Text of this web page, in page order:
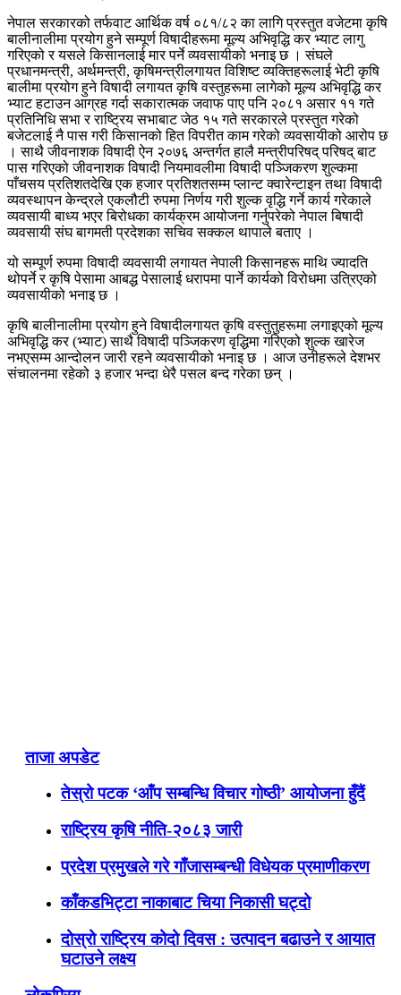
नेपाल सरकारको तर्फवाट आर्थिक वर्ष ०८१/८२ का लागि प्रस्तुत वजेटमा कृषि
बालीनालीमा प्रयोग हुने सम्पूर्ण विषादीहरूमा मूल्य अभिवृद्धि कर भ्याट लागु
गरिएको र यसले किसानलाई मार पर्ने व्यवसायीको भनाइ छ । संघले
प्रधानमन्त्री, अर्थमन्त्री, कृषिमन्त्रीलगायत विशिष्ट व्यक्तिहरूलाई भेटी कृषि
बालीमा प्रयोग हुने विषादी लगायत कृषि वस्तुहरूमा लागेको मूल्य अभिवृद्धि कर
भ्याट हटाउन आग्रह गर्दा सकारात्मक जवाफ पाए पनि २०८१ असार ११ गते
प्रतिनिधि सभा र राष्ट्रिय सभाबाट जेठ १५ गते सरकारले प्रस्तुत गरेको
बजेटलाई नै पास गरी किसानको हित विपरीत काम गरेको व्यवसायीको आरोप छ
। साथै जीवनाशक विषादी ऐन २०७६ अन्तर्गत हालै मन्त्रीपरिषद् परिषद् बाट
पास गरिएको जीवनाशक विषादी नियमावलीमा विषादी पञ्जिकरण शुल्कमा
पाँचसय प्रतिशतदेखि एक हजार प्रतिशतसम्म प्लान्ट क्वारेन्टाइन तथा विषादी
व्यवस्थापन केन्द्रले एकलौटी रुपमा निर्णय गरी शुल्क वृद्धि गर्ने कार्य गरेकाले
व्यवसायी बाध्य भएर बिरोधका कार्यक्रम आयोजना गर्नुपरेको नेपाल बिषादी
व्यवसायी संघ बागमती प्रदेशका सचिव सक्कल थापाले बताए ।
यो सम्पूर्ण रुपमा विषादी व्यवसायी लगायत नेपाली किसानहरू माथि ज्यादति
थोपर्ने र कृषि पेसामा आबद्ध पेसालाई धरापमा पार्ने कार्यको विरोधमा उत्रिएको
व्यवसायीको भनाइ छ ।
कृषि बालीनालीमा प्रयोग हुने विषादीलगायत कृषि वस्तुतुहरूमा लगाइएको मूल्य
अभिवृद्धि कर (भ्याट) साथै विषादी पञ्जिकरण वृद्धिमा गरिएको शुल्क खारेज
नभएसम्म आन्दोलन जारी रहने व्यवसायीको भनाइ छ । आज उनीहरूले देशभर
संचालनमा रहेको ३ हजार भन्दा धेरै पसल बन्द गरेका छन् ।
ताजा अपडेट
तेस्रो पटक ‘आँप सम्बन्धि विचार गोष्ठी’ आयोजना हुँदैं
राष्ट्रिय कृषि नीति-२०८३ जारी
प्रदेश प्रमुखले गरे गाँजासम्बन्धी विधेयक प्रमाणीकरण
काँकडभिट्टा नाकाबाट चिया निकासी घट्दो
दोस्रो राष्ट्रिय कोदो दिवस : उत्पादन बढाउने र आयात
घटाउने लक्ष्य